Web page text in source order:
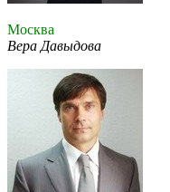
Москва
Вера Давыдова